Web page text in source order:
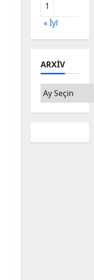
1
« İyl
ARXIV
Arxiv